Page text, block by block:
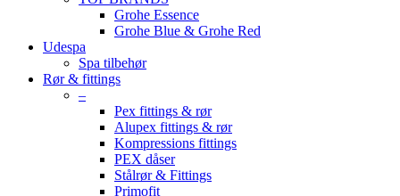
Grohe Essence
Grohe Blue & Grohe Red
Udespa
Spa tilbehør
Rør & fittings
–
Pex fittings & rør
Alupex fittings & rør
Kompressions fittings
PEX dåser
Stålrør & Fittings
Primofit